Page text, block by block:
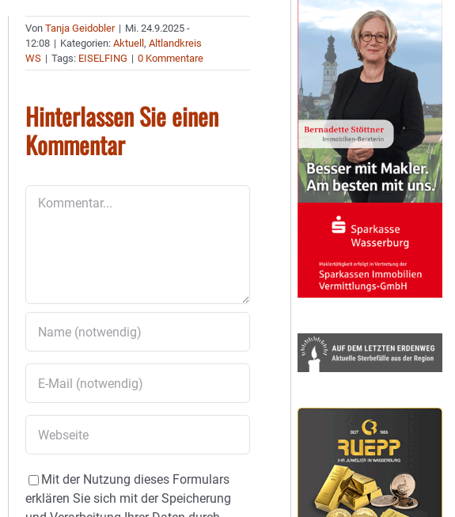
VonTanja Geidobler | Mi. 24.9.2025 -
12:08 | Kategorien:Aktuell,Altlandkreis
WS | Tags: EISELFING | 0 Kommentare
Hinterlassen Sie einen
Kommentar
Mit der Nutzung dieses Formulars
erklären Sie sich mit der Speicherung